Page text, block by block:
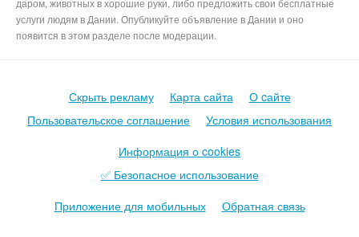
услуги людям в Дании. Опубликуйте объявление в Дании и оно
появится в этом разделе после модерации.
Скрыть рекламу Карта сайта
О cайте
Пользовательское соглашение
Условия использования
Информация о cookies
✅ Безопасное использование
Приложение для мобильных
Обратная связь